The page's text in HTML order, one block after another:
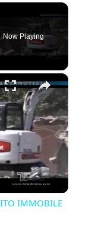
Now Playing
×
IMMOBILE